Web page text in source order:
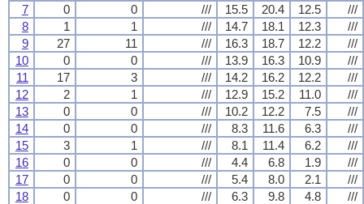
7
0 0 /// 15.5 20.4 12.5
///
8
1 1 /// 14.7 18.1 12.3
///
9
27 11 /// 16.3 18.7 12.2
///
10
0 0 /// 13.9 16.3 10.9
///
11
17 3 /// 14.2 16.2 12.2
///
12
2 1 /// 12.9 15.2 11.0
///
13
0 0 /// 10.2 12.2 7.5
///
14
0 0 /// 8.3 11.6 6.3
///
15
3 1 /// 8.1 11.4 6.2
///
16
0 0 /// 4.4 6.8 1.9
///
17
0 0 /// 5.4 8.0 2.1
///
18
0 0 /// 6.3 9.8 4.8
///